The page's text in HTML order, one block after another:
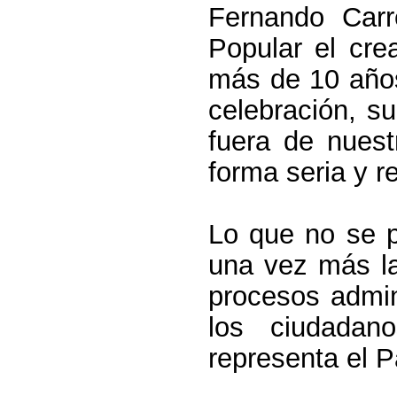
Fernando
Popular el
más de 10
celebración,
fuera de
forma seria y
Lo que no se
una vez más
procesos
los
representa el